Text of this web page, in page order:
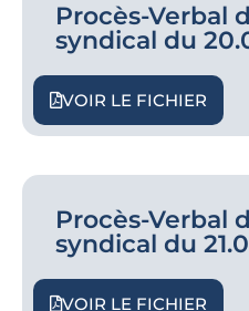
Procès-Verbal
syndical du
VOIR LE FICHIER
Procès-Verbal
syndical du
VOIR LE FICHIER